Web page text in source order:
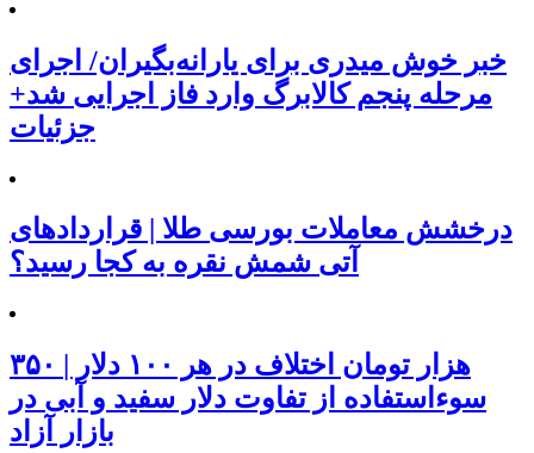
خبر خوش میدری برای یارانه‌بگیران/ اجرای
مرحله پنجم کالابرگ وارد فاز اجرایی شد+
جزئیات
درخشش معاملات بورسی طلا | قراردادهای
آتی شمش نقره به کجا رسید؟
۳۵۰ هزار تومان اختلاف در هر ۱۰۰ دلار |
سوءاستفاده از تفاوت دلار سفید و آبی در
بازار آزاد